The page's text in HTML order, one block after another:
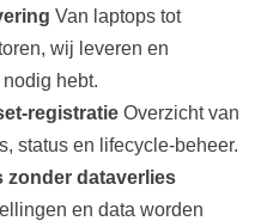
Van laptops tot
wij leveren en
hebt.
Overzicht van
status en lifecycle‑beheer.
zonder dataverlies
en data worden